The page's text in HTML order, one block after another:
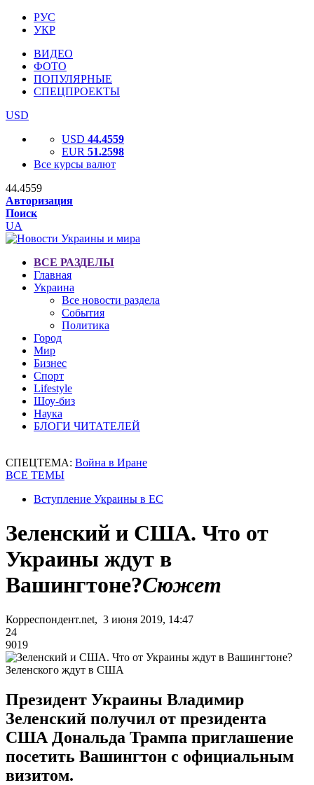
РУС
УКР
ВИДЕО
ФОТО
ПОПУЛЯРНЫЕ
СПЕЦПРОЕКТЫ
USD
USD 44.4559
EUR 51.2598
Все курсы валют
44.4559
Авторизация
Поиск
UA
ВСЕ РАЗДЕЛЫ
Главная
Украина
Все новости раздела
События
Политика
Город
Мир
Бизнес
Спорт
Lifestyle
Шоу-биз
Наука
БЛОГИ ЧИТАТЕЛЕЙ
СПЕЦТЕМА: Война в Иране
ВСЕ ТЕМЫ
Вступление Украины в ЕС
Зеленский и США. Что от
Украины ждут в
Вашингтоне?Сюжет
Корреспондент.net, 3 июня 2019, 14:47
24
9019
Зеленского ждут в США
Президент Украины Владимир
Зеленский получил от президента
США Дональда Трампа приглашение
посетить Вашингтон с официальным
визитом.